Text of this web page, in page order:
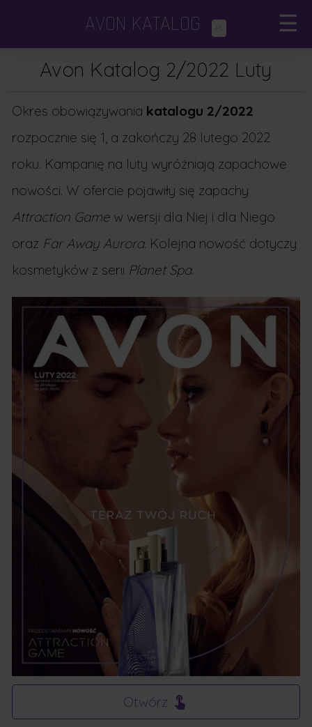
☰
AVON KATALOG .PL
Avon Katalog 2/2022 Luty
Okres obowiązywania katalogu 2/2022
rozpocznie się 1, a zakończy 28 lutego 2022
roku. Kampanię na luty wyróżniają zapachowe
nowości. W ofercie pojawiły się zapachy
Attraction Gamew wersji dla Niej i dla Niego
oraz Far Away Aurora. Kolejna nowość dotyczy
kosmetyków z serii Planet Spa.
Otwórz
×
×
Katalogi Avon
Dodatki i minikatalogi
Porady kosmetyczne